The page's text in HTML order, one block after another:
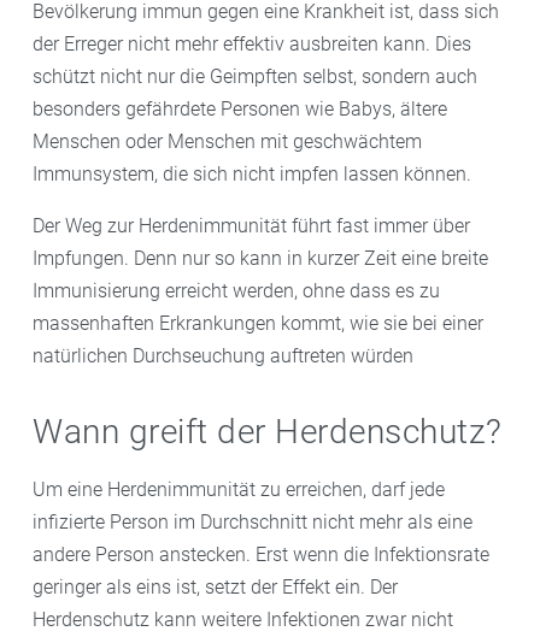
Bevölkerung immun gegen eine Krankheit ist, dass sich
der Erreger nicht mehr effektiv ausbreiten kann. Dies
schützt nicht nur die Geimpften selbst, sondern auch
besonders gefährdete Personen wie Babys, ältere
Menschen oder Menschen mit geschwächtem
Immunsystem, die sich nicht impfen lassen können.
Der Weg zur Herdenimmunität führt fast immer über
Impfungen. Denn nur so kann in kurzer Zeit eine breite
Immunisierung erreicht werden, ohne dass es zu
massenhaften Erkrankungen kommt, wie sie bei einer
natürlichen Durchseuchung auftreten würden
Wann greift der Herdenschutz?
Um eine Herdenimmunität zu erreichen, darf jede
infizierte Person im Durchschnitt nicht mehr als eine
andere Person anstecken. Erst wenn die Infektionsrate
geringer als eins ist, setzt der Effekt ein. Der
Herdenschutz kann weitere Infektionen zwar nicht